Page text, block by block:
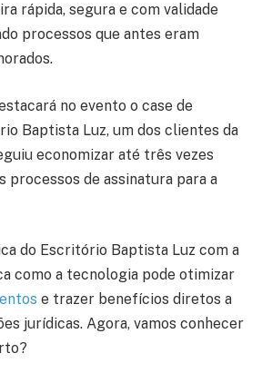
rápida, segura e com validade
processos que antes eram
no evento o case de
Baptista Luz, um dos clientes da
economizar até três vezes
processos de assinatura para a
do Escritório Baptista Luz com a
como a tecnologia pode otimizar
e trazer benefícios diretos a
jurídicas. Agora, vamos conhecer